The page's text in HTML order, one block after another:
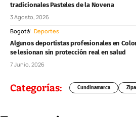
tradicionales Pasteles de la Novena
3 Agosto, 2026
Bogotá Deportes
Algunos deportistas profesionales en
se lesionan sin protección real en salud
7 Junio, 2026
Categorías: Cundinamarca